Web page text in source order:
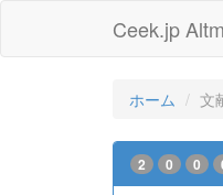
Ceek.jp
ホーム 文
2 0 0